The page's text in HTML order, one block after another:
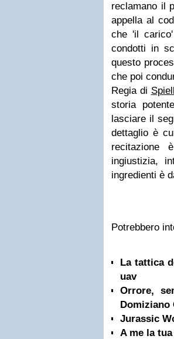
reclamano il
appella al
che 'il
condotti in
questo
che poi
Regia di
storia
lasciare il
dettaglio è
recitazione
ingiustizia,
ingredienti è
Potrebbero
La tattica
uav
Orrore,
Domiziano
Jurassic
A me la